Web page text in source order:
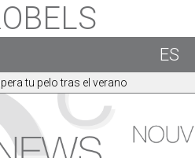
ES
tu pelo tras el verano